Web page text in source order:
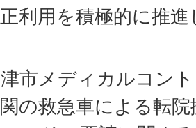
利用を積極的に推
市メディカルコン
の救急車による転